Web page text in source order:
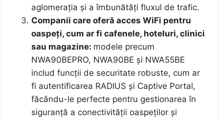
aglomerația și a îmbunătăți fluxul de trafic.
Companii care oferă acces WiFi pentru
oaspeți, cum ar fi cafenele, hoteluri, clinici
sau magazine: modele precum
NWA90BEPRO, NWA90BE și NWA55BE
includ funcții de securitate robuste, cum ar
fi autentificarea RADIUS și Captive Portal,
făcându-le perfecte pentru gestionarea în
siguranță a conectivității oaspeților și